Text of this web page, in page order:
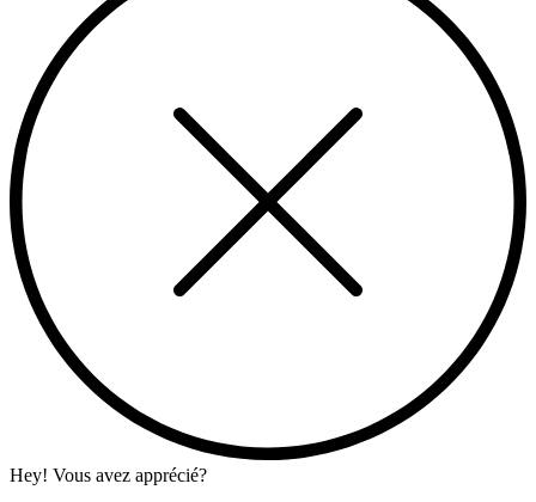
Hey! Vous avez apprécié?